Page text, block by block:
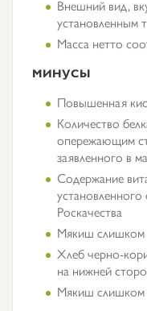
Внешний вид,
установленным
Масса нетто
МИНУСЫ
Повышенная
Количество
опережающим
заявленного в
Содержание
Роскачества
Мякиш слишком
Хлеб черно-
на нижней
Мякиш слишком